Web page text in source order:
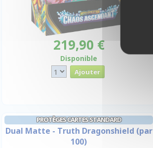
219,90 €
Disponible
PROTÈGES CARTES STANDARD
Dual Matte - Truth Dragonshield (par
100)